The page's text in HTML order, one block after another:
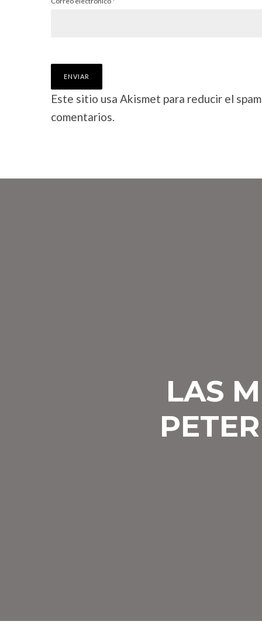
Este sitio usa Akismet para reducir el
comentarios.
LAS